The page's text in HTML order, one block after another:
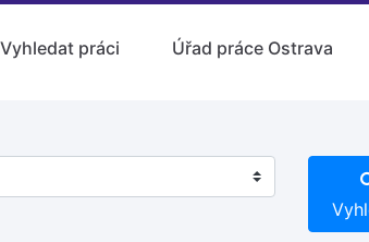
Vyhledat práci Úřad práce Ostrava